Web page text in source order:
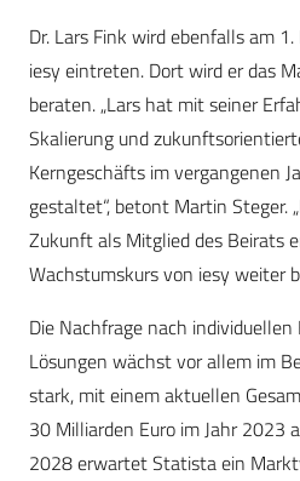
Dr. Lars Fink wird ebenfalls am
iesy eintreten. Dort wird er das
beraten. „Lars hat mit seiner
Skalierung und
Kerngeschäfts im vergangenen
gestaltet“, betont Martin Steger.
Zukunft als Mitglied des Beirats
Wachstumskurs von iesy weiter
Die Nachfrage nach
Lösungen wächst vor allem im
stark, mit einem aktuellen
30 Milliarden Euro im Jahr 2023
2028 erwartet Statista ein